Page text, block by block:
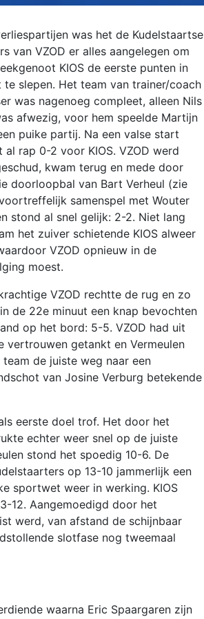
was het de Kudelstaartse
van VZOD er alles aangelegen om
KIOS de eerste punten in
te slepen. Het team van trainer/coach
was nagenoeg compleet, alleen Nils
afwezig, voor hem speelde Martijn
puike partij. Na een valse start
al rap 0-2 voor KIOS. VZOD werd
kwam terug en mede door
doorloopbal van Bart Verheul (zie
samenspel met Wouter
stond al snel gelijk: 2-2. Niet lang
het zuiver schietende KIOS alweer
VZOD opnieuw in de
moest.
VZOD rechtte de rug en zo
de 22e minuut een knap bevochten
op het bord: 5-5. VZOD had uit
vertrouwen getankt en Vermeulen
team de juiste weg naar een
van Josine Verburg betekende
eerste doel trof. Het door het
echter weer snel op de juiste
stond het spoedig 10-6. De
op 13-10 jammerlijk een
sportwet weer in werking. KIOS
12. Aangemoedigd door het
werd, van afstand de schijnbaar
slotfase nog tweemaal
waarna Eric Spaargaren zijn